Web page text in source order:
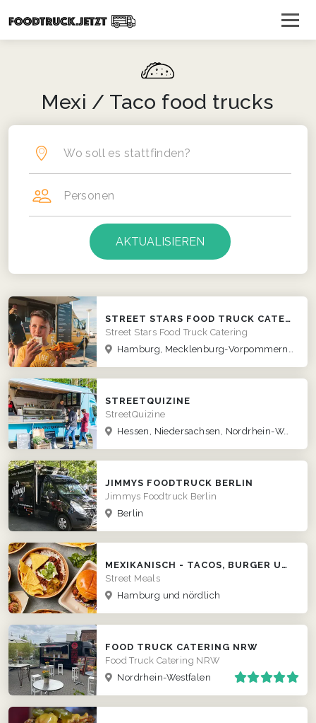
Mexi / Taco food trucks
Wo soll es stattfinden?
Personen
STREET STARS FOOD TRUCK CATERING
Street Stars Food Truck Catering
Hamburg, Mecklenburg-Vorpommern, Niedersachsen, Schleswig-Holstein
STREETQUIZINE
StreetQuizine
Hessen, Niedersachsen, Nordrhein-Westfalen, Rheinland-Pfalz
JIMMYS FOODTRUCK BERLIN
Jimmys Foodtruck Berlin
Berlin
MEXIKANISCH - TACOS, BURGER UND MEHR
Street Meals
Hamburg und nördlich
FOOD TRUCK CATERING NRW
Food Truck Catering NRW
Nordrhein-Westfalen